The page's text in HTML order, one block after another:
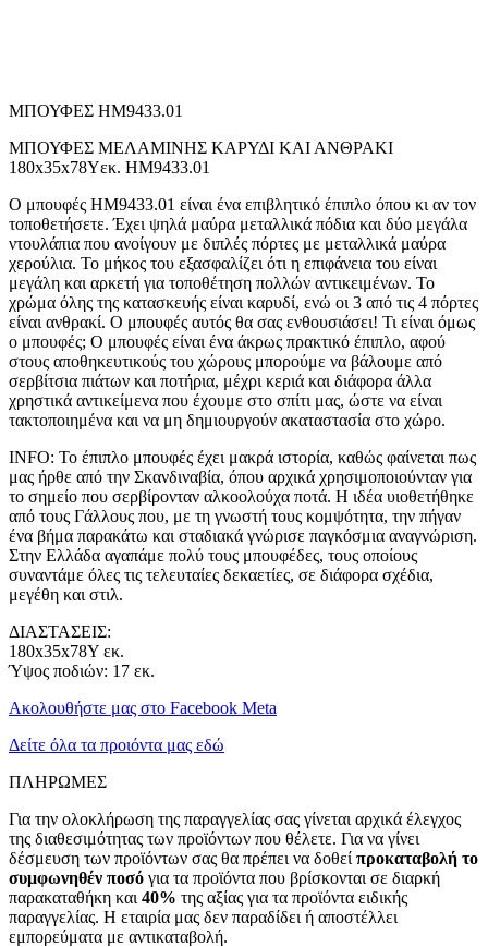
ΜΠΟΥΦΕΣ HM9433.01
ΜΠΟΥΦΕΣ ΜΕΛΑΜΙΝΗΣ ΚΑΡΥΔΙ ΚΑΙ ΑΝΘΡΑΚΙ
180x35x78Yεκ. HM9433.01
Ο μπουφές ΗΜ9433.01 είναι ένα επιβλητικό έπιπλο όπου κι αν τον
τοποθετήσετε. Έχει ψηλά μαύρα μεταλλικά πόδια και δύο μεγάλα
ντουλάπια που ανοίγουν με διπλές πόρτες με μεταλλικά μαύρα
χερούλια. Το μήκος του εξασφαλίζει ότι η επιφάνεια του είναι
μεγάλη και αρκετή για τοποθέτηση πολλών αντικειμένων. Το
χρώμα όλης της κατασκευής είναι καρυδί, ενώ οι 3 από τις 4 πόρτες
είναι ανθρακί. Ο μπουφές αυτός θα σας ενθουσιάσει! Τι είναι όμως
ο μπουφές; Ο μπουφές είναι ένα άκρως πρακτικό έπιπλο, αφού
στους αποθηκευτικούς του χώρους μπορούμε να βάλουμε από
σερβίτσια πιάτων και ποτήρια, μέχρι κεριά και διάφορα άλλα
χρηστικά αντικείμενα που έχουμε στο σπίτι μας, ώστε να είναι
τακτοποιημένα και να μη δημιουργούν ακαταστασία στο χώρο.
INFO: Το έπιπλο μπουφές έχει μακρά ιστορία, καθώς φαίνεται πως
μας ήρθε από την Σκανδιναβία, όπου αρχικά χρησιμοποιούνταν για
το σημείο που σερβίρονταν αλκοολούχα ποτά. Η ιδέα υιοθετήθηκε
από τους Γάλλους που, με τη γνωστή τους κομψότητα, την πήγαν
ένα βήμα παρακάτω και σταδιακά γνώρισε παγκόσμια αναγνώριση.
Στην Ελλάδα αγαπάμε πολύ τους μπουφέδες, τους οποίους
συναντάμε όλες τις τελευταίες δεκαετίες, σε διάφορα σχέδια,
μεγέθη και στιλ.
ΔΙΑΣΤΑΣΕΙΣ:
180x35x78Y εκ.
Ύψος ποδιών: 17 εκ.
Ακολουθήστε μας στο Facebook Meta
Δείτε όλα τα προιόντα μας εδώ
ΠΛΗΡΩΜΕΣ
Για την ολοκλήρωση της παραγγελίας σας γίνεται αρχικά έλεγχος
της διαθεσιμότητας των προϊόντων που θέλετε. Για να γίνει
δέσμευση των προϊόντων σας θα πρέπει να δοθεί προκαταβολή το
συμφωνηθέν ποσό για τα προϊόντα που βρίσκονται σε διαρκή
παρακαταθήκη και 40% της αξίας για τα προϊόντα ειδικής
παραγγελίας. Η εταιρία μας δεν παραδίδει ή αποστέλλει
εμπορεύματα με αντικαταβολή.